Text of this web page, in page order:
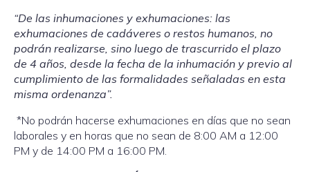
“De las inhumaciones y exhumaciones: las
exhumaciones de cadáveres o restos humanos, no
podrán realizarse, sino luego de trascurrido el plazo
de 4 años, desde la fecha de la inhumación y previo al
cumplimiento de las formalidades señaladas en esta
misma ordenanza”.
*No podrán hacerse exhumaciones en días que no sean
laborales y en horas que no sean de 8:00 AM a 12:00
PM y de 14:00 PM a 16:00 PM.